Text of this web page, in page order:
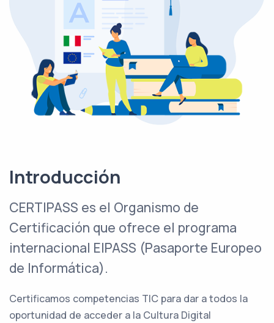
Introducción
CERTIPASS es el Organismo de
Certificación que ofrece el programa
internacional EIPASS (Pasaporte Europeo
de Informática).
Certificamos competencias TIC para dar a todos la
oportunidad de acceder a la Cultura Digital